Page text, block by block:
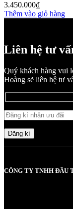
3.450.000₫
Thêm vào giỏ hàng
Liên hệ tư
Quý khách hàng vui
Hoàng sẽ liên hệ tư
Đăng kí
CÔNG TY TNHH ĐẦU